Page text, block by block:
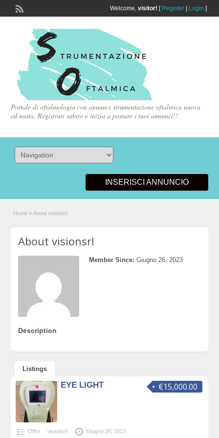
Welcome, visitor! [ Register| Login ]
Portale di oftalmologia con annunci strumentazione oftalmica nuova
ed usata. Registrati subito e inizia a postare i tuoi annunci!!
INSERISCI ANNUNCIO
Home » About visionsrl
About visionsrl
Member Since: Giugno 26, 2023
Description
Listings
€15,000.00
EYE LIGHT
Offro visionsrl Giugno 26, 2023